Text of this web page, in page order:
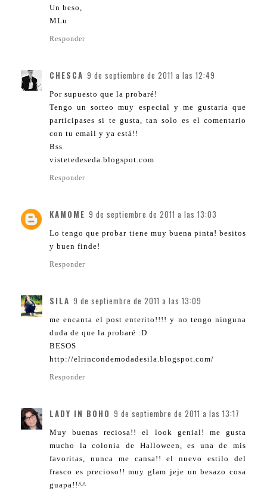
Un beso,
MLu
Responder
CHESCA 9 de septiembre de 2011 a las 12:49
Por supuesto que la probaré!
Tengo un sorteo muy especial y me gustaria que
participases si te gusta, tan solo es el comentario
con tu email y ya está!!
Bss
vistetedeseda.blogspot.com
Responder
KAMOME 9 de septiembre de 2011 a las 13:03
Lo tengo que probar tiene muy buena pinta! besitos
y buen finde!
Responder
SILA 9 de septiembre de 2011 a las 13:09
me encanta el post enterito!!!! y no tengo ninguna
duda de que la probaré :D
BESOS
http://elrincondemodadesila.blogspot.com/
Responder
LADY IN BOHO 9 de septiembre de 2011 a las 13:17
Muy buenas reciosa!! el look genial! me gusta
mucho la colonia de Halloween, es una de mis
favoritas, nunca me cansa!! el nuevo estilo del
frasco es precioso!! muy glam jeje un besazo cosa
guapa!!^^